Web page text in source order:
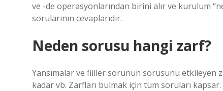
ve -de operasyonlarından birini alır ve kurulum
sorularının cevaplarıdır.
Neden sorusu hangi zarf?
Yansımalar ve fiiller sorunun sorusunu etkileyen
kadar vb. Zarfları bulmak için tüm soruları kapsar.